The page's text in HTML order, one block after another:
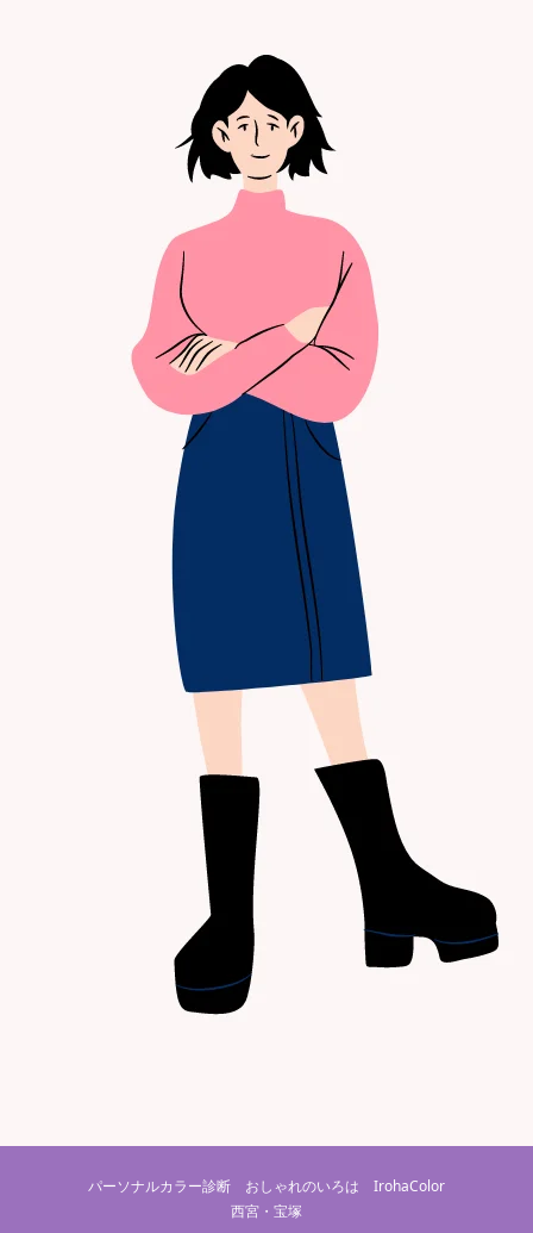
パーソナルカラー診断 おしゃれのいろは IrohaColor
西宮・宝塚